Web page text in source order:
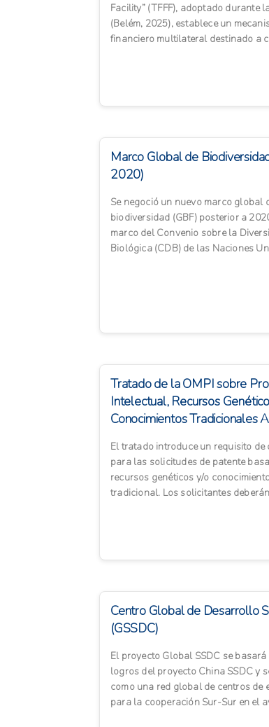
Facility” (TFFF), adoptado durante
(Belém, 2025), establece un
financiero multilateral destinado a
Marco Global de
2020)
Se negoció un nuevo marco global
biodiversidad (GBF) posterior a
marco del Convenio sobre la
Biológica (CDB) de las Naciones
Tratado de la OMPI sobre
Intelectual, Recursos
Conocimientos Tradicionales
El tratado introduce un requisito
para las solicitudes de patente
recursos genéticos y/o
tradicional. Los solicitantes
Centro Global de Desarrollo
(GSSDC)
El proyecto Global SSDC se
logros del proyecto China SSDC y
como una red global de centros de
para la cooperación Sur-Sur en el